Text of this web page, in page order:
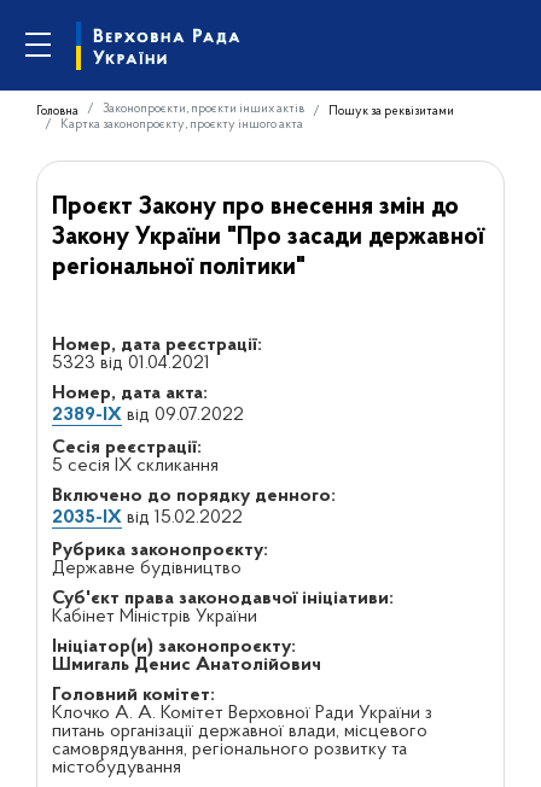
Головна Законопроєкти, проєкти інших актів
Пошук за реквізитами
Картка законопроєкту, проєкту іншого акта
Проєкт Закону про внесення змін до
Закону України "Про засади державної
регіональної політики"
Номер, дата реєстрації:
5323 від 01.04.2021
Номер, дата акта:
2389-IXвід 09.07.2022
Сесія реєстрації:
5 сесія IX скликання
Включено до порядку денного:
2035-IXвід 15.02.2022
Рубрика законопроєкту:
Державне будівництво
Суб'єкт права законодавчої ініціативи:
Кабінет Міністрів України
Ініціатор(и) законопроєкту:
Шмигаль Денис Анатолійович
Головний комітет:
Клочко А. А. Комітет Верховної Ради України з
питань організації державної влади, місцевого
самоврядування, регіонального розвитку та
містобудування